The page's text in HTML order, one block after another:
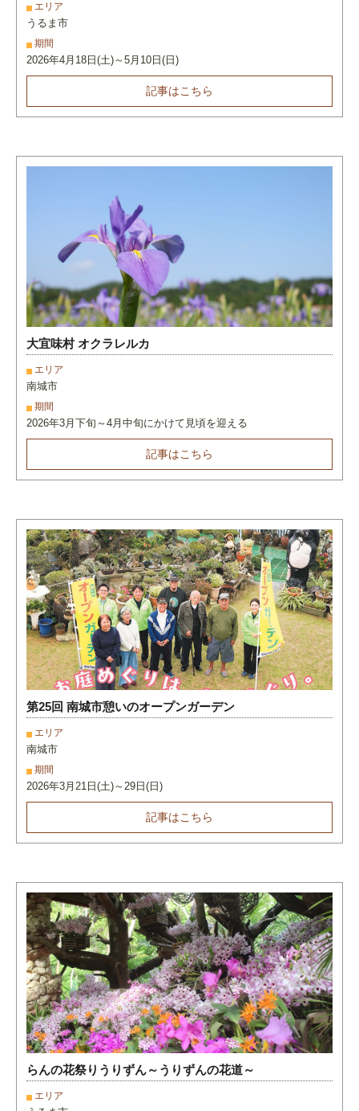
エリア
うるま市
期間
2026年4月18日(土)～5月10日(日)
記事はこちら
大宜味村 オクラレルカ
エリア
南城市
期間
2026年3月下旬～4月中旬にかけて見頃を迎える
記事はこちら
第25回 南城市憩いのオープンガーデン
エリア
南城市
期間
2026年3月21日(土)～29日(日)
記事はこちら
らんの花祭りうりずん～うりずんの花道～
エリア